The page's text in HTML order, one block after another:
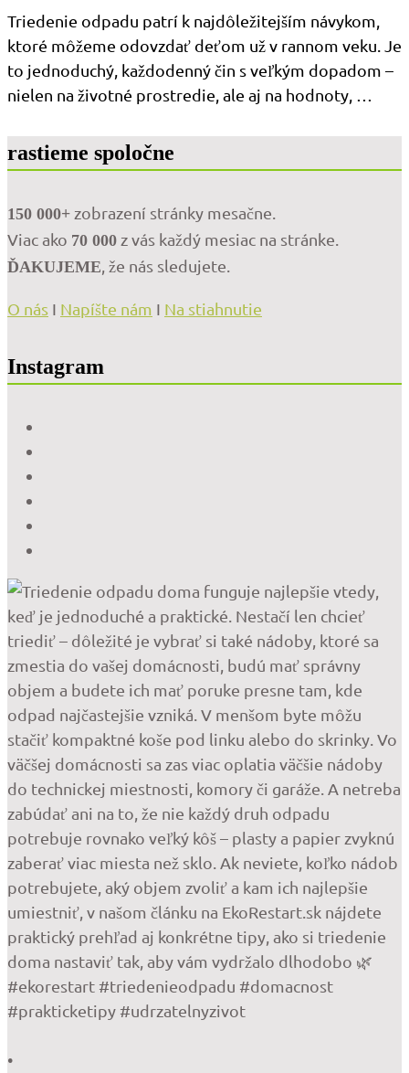
Triedenie odpadu patrí k najdôležitejším návykom,
ktoré môžeme odovzdať deťom už v rannom veku. Je
to jednoduchý, každodenný čin s veľkým dopadom –
nielen na životné prostredie, ale aj na hodnoty, …
rastieme spoločne
150 000+ zobrazení stránky mesačne.
Viac ako 70 000 z vás každý mesiac na stránke.
ĎAKUJEME , že nás sledujete.
O nás I Napíšte nám I Na stiahnutie
Instagram
•